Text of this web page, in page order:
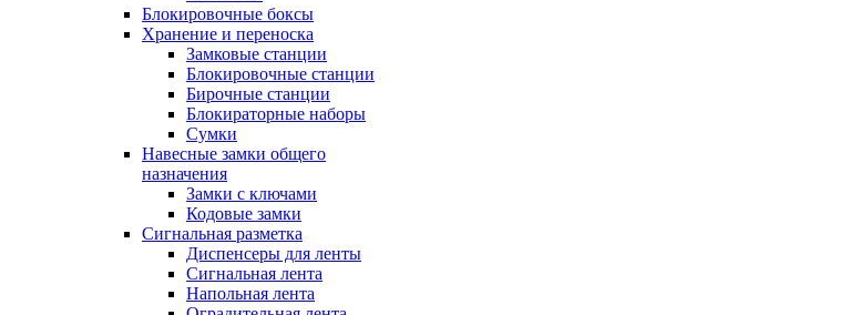
Блокировочные боксы
Хранение и переноска
Замковые станции
Блокировочные станции
Бирочные станции
Блокираторные наборы
Сумки
Навесные замки общего
назначения
Замки с ключами
Кодовые замки
Сигнальная разметка
Диспенсеры для ленты
Сигнальная лента
Напольная лента